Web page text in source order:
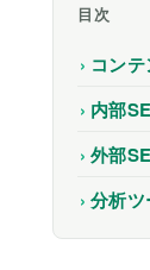
目次
コン
内部
外部
分析